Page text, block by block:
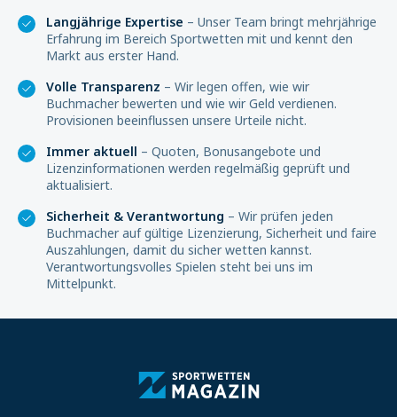
Langjährige Expertise – Unser Team bringt mehrjährige
Erfahrung im Bereich Sportwetten mit und kennt den
Markt aus erster Hand.
Volle Transparenz – Wir legen offen, wie wir
Buchmacher bewerten und wie wir Geld verdienen.
Provisionen beeinflussen unsere Urteile nicht.
Immer aktuell – Quoten, Bonusangebote und
Lizenzinformationen werden regelmäßig geprüft und
aktualisiert.
Sicherheit & Verantwortung – Wir prüfen jeden
Buchmacher auf gültige Lizenzierung, Sicherheit und faire
Auszahlungen, damit du sicher wetten kannst.
Verantwortungsvolles Spielen steht bei uns im
Mittelpunkt.